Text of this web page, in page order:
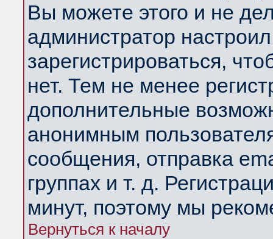
Вы можете этого и не
администратор
зарегистрироваться,
нет. Тем не менее
дополнительные
анонимным
сообщения, отправка
группах и т. д.
минут, поэтому мы
Вернуться к началу